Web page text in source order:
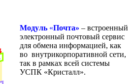
Модуль «Почта» – встроенный
электронный почтовый сервис
для обмена информацией, как
во внутрикорпоративной сети,
так в рамках всей системы
УСПК «Кристалл».